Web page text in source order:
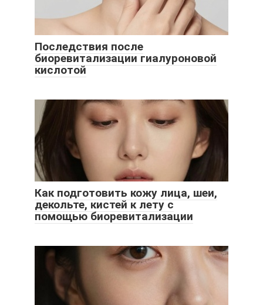
Последствия после
биоревитализации гиалуроновой
кислотой
Как подготовить кожу лица, шеи,
декольте, кистей к лету с
помощью биоревитализации